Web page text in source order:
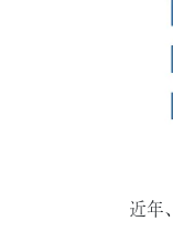
近年